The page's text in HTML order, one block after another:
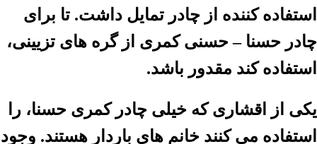
استفاده کننده از چادر تمایل داشت. تا برای
چادر حسنا – حسنی کمری از گره های تزیینی،
استفاده کند مقدور باشد.
یکی از اقشاری که خیلی چادر کمری حسنا، را
استفاده می کنند خانم های باردار هستند. وجود